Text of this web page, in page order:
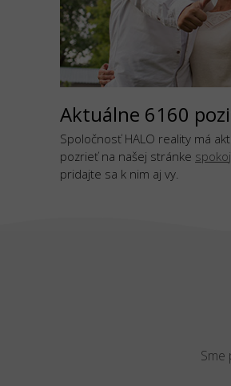
Aktuálne 6160
Spoločnosť HALO reality má
pozrieť na našej stránke
pridajte sa k nim aj vy.
Sme